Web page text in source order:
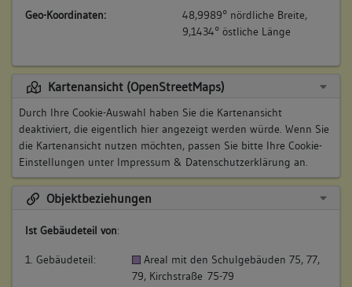
Geo-Koordinaten:
48,9989° nördliche Breite,
9,1434° östliche Länge
Kartenansicht (OpenStreetMaps)
Durch Ihre Cookie-Auswahl haben Sie die Kartenansicht
deaktiviert, die eigentlich hier angezeigt werden würde. Wenn Sie
die Kartenansicht nutzen möchten, passen Sie bitte Ihre Cookie-
Einstellungen unter Impressum & Datenschutzerklärung an.
Objektbeziehungen
Ist Gebäudeteil von:
1. Gebäudeteil:
Areal mit den Schulgebäuden 75, 77,
79, Kirchstraße 75-79